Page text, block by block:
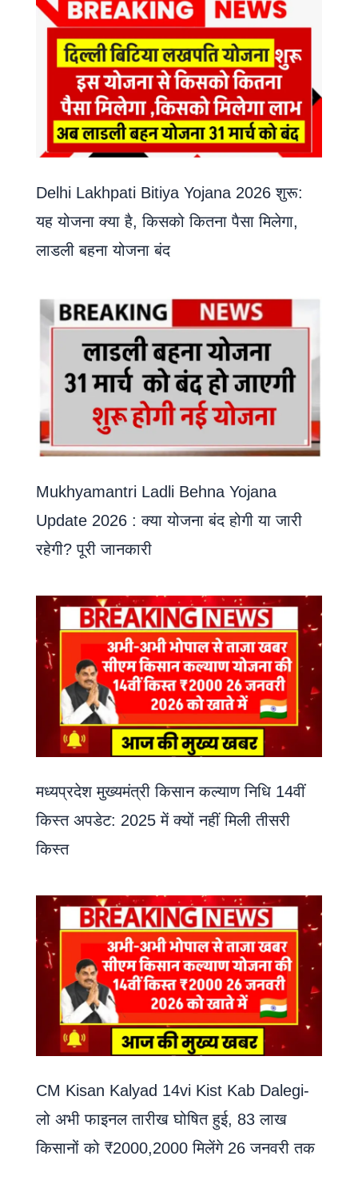
Delhi Lakhpati Bitiya Yojana 2026 शुरू:
यह योजना क्या है, किसको कितना पैसा मिलेगा,
लाडली बहना योजना बंद
Mukhyamantri Ladli Behna Yojana
Update 2026 : क्या योजना बंद होगी या जारी
रहेगी? पूरी जानकारी
मध्यप्रदेश मुख्यमंत्री किसान कल्याण निधि 14वीं
किस्त अपडेट: 2025 में क्यों नहीं मिली तीसरी
किस्त
CM Kisan Kalyad 14vi Kist Kab Dalegi-
लो अभी फाइनल तारीख घोषित हुई, 83 लाख
किसानों को ₹2000,2000 मिलेंगे 26 जनवरी तक